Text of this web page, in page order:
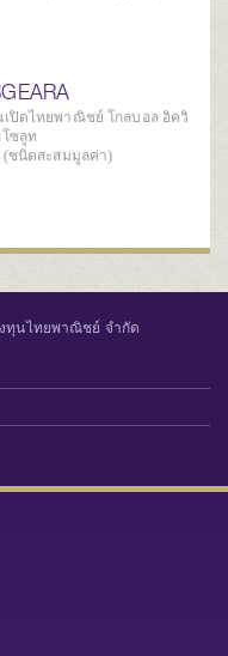
เปิดไทยพาณิชย์ โกลบอล อิควิ
ซลูท
(ชนิดสะสมมูลค่า)
ทุนไทยพาณิชย์ จำกัด